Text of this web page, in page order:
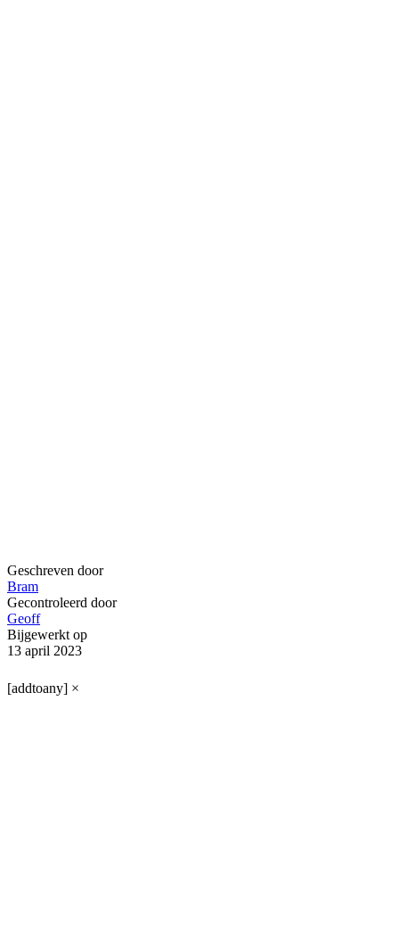
Geschreven door
Bram
Gecontroleerd door
Geoff
Bijgewerkt op
13 april 2023
[addtoany] ×